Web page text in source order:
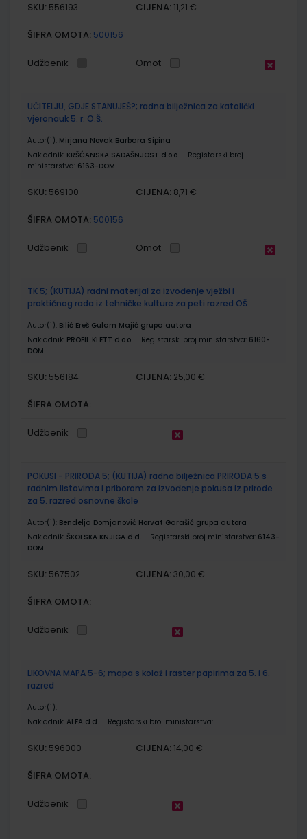
SKU: 556193 CIJENA: 11,21 €
ŠIFRA OMOTA: 500156
Udžbenik Omot
UČITELJU, GDJE STANUJEŠ?; radna bilježnica za katolički
vjeronauk 5. r. O.Š.
Autor(i): Mirjana Novak Barbara Sipina
Nakladnik: KRŠĆANSKA SADAŠNJOST d.o.o.
Registarski broj
ministarstva: 6163-DOM
SKU: 569100 CIJENA: 8,71 €
ŠIFRA OMOTA: 500156
Udžbenik Omot
TK 5; (KUTIJA) radni materijal za izvođenje vježbi i
praktičnog rada iz tehničke kulture za peti razred OŠ
Autor(i): Bilić Ereš Gulam Majić grupa autora
Nakladnik: PROFIL KLETT d.o.o. Registarski broj ministarstva: 6160-
DOM
SKU: 556184 CIJENA: 25,00 €
ŠIFRA OMOTA:
Udžbenik
POKUSI - PRIRODA 5; (KUTIJA) radna bilježnica PRIRODA 5 s
radnim listovima i priborom za izvođenje pokusa iz prirode
za 5. razred osnovne škole
Autor(i): Bendelja Domjanović Horvat Garašić grupa autora
Nakladnik: ŠKOLSKA KNJIGA d.d. Registarski broj ministarstva: 6143-
DOM
SKU: 567502 CIJENA: 30,00 €
ŠIFRA OMOTA:
Udžbenik
LIKOVNA MAPA 5-6; mapa s kolaž i raster papirima za 5. i 6.
razred
Autor(i):
Nakladnik: ALFA d.d. Registarski broj ministarstva:
SKU: 596000 CIJENA: 14,00 €
ŠIFRA OMOTA:
Udžbenik